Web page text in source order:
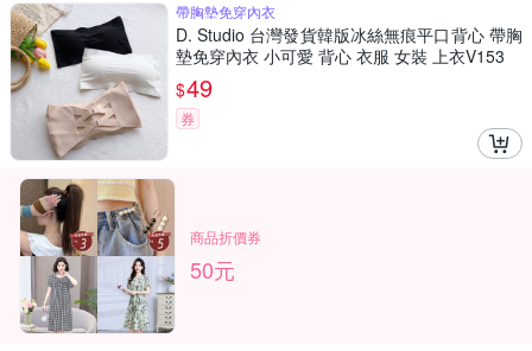
帶胸墊免穿內衣
D. Studio 台灣發貨韓版冰絲無痕平口背心 帶胸
墊免穿內衣 小可愛 背心 衣服 女裝 上衣V153
$49
券
商品折價券
50元